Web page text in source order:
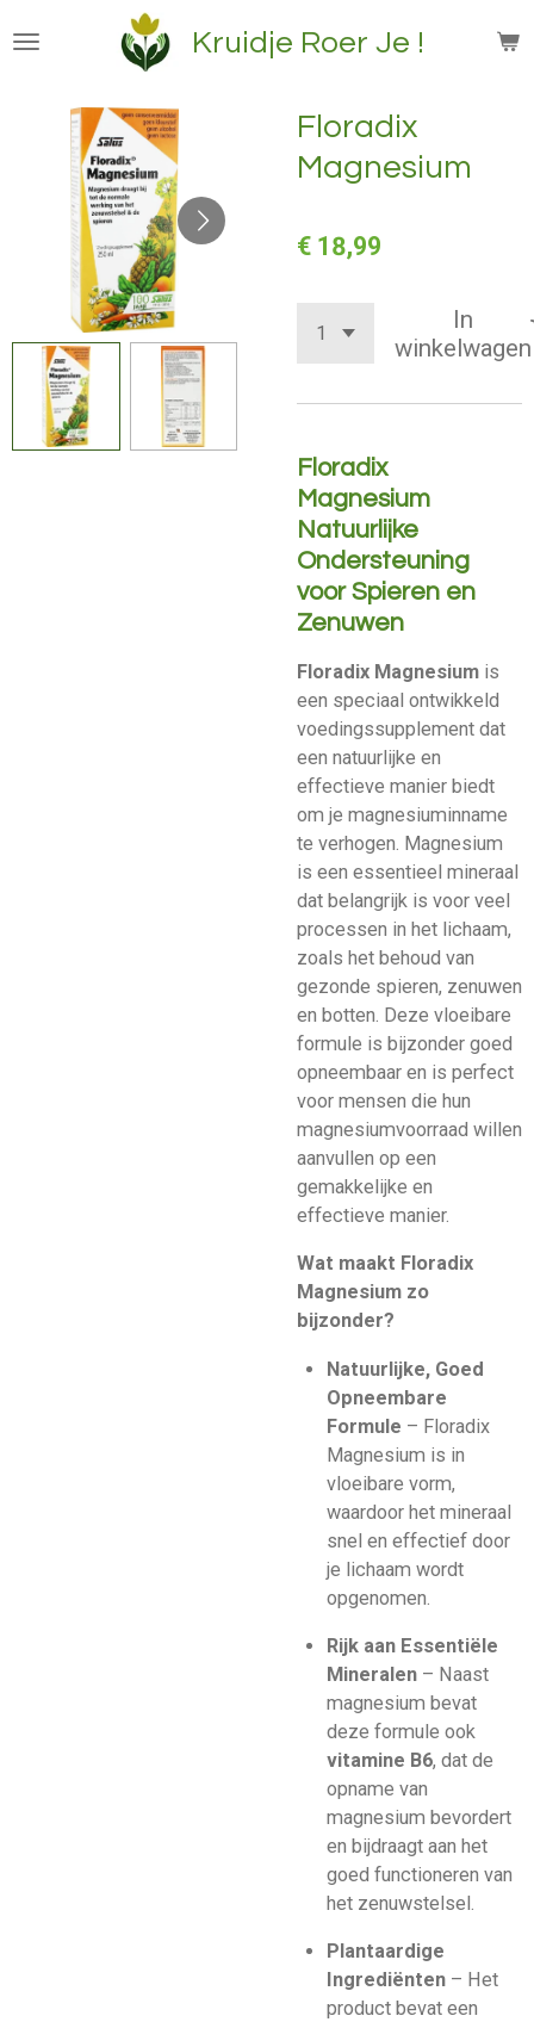
direct
hoofdinhoud
Kruidje Roer Je !
Floradix
Magnesium
€ 18,99
In
winkelwagen
Floradix
Magnesium
Natuurlijke
Ondersteuning
voor Spieren en
Zenuwen
Floradix Magnesium is
een speciaal ontwikkeld
voedingssupplement dat
een natuurlijke en
effectieve manier biedt
om je magnesiuminname
te verhogen. Magnesium
is een essentieel mineraal
dat belangrijk is voor veel
processen in het lichaam,
zoals het behoud van
gezonde spieren, zenuwen
en botten. Deze vloeibare
formule is bijzonder goed
opneembaar en is perfect
voor mensen die hun
magnesiumvoorraad willen
aanvullen op een
gemakkelijke en
effectieve manier.
Wat maakt Floradix
Magnesium zo
bijzonder?
Natuurlijke, Goed
Opneembare
Formule – Floradix
Magnesium is in
vloeibare vorm,
waardoor het mineraal
snel en effectief door
je lichaam wordt
opgenomen.
Rijk aan Essentiële
Mineralen– Naast
magnesium bevat
deze formule ook
vitamine B6, dat de
opname van
magnesium bevordert
en bijdraagt aan het
goed functioneren van
het zenuwstelsel.
Plantaardige
Ingrediënten– Het
product bevat een